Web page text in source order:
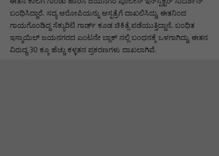
ಬಂಧಿಸಿದ್ದಾರೆ. ಸದ್ಯ ಆರೋಪಿಯನ್ನು ಆಸ್ಪತ್ರೆಗೆ ದಾಖಲಿಸಿದ್ದು, ಈತನಿಂದ
ಗಾಯಗೊಂಡಿದ್ದ ಸೆಕ್ಯುರಿಟಿ ಗಾರ್ಡ್ ಕೂಡ ಚಿಕಿತ್ಸೆ ಪಡೆಯುತ್ತಿದ್ದಾನೆ. ಬಂಧಿತ
ಇಸ್ಮಾಯಿಲ್ ಜಯನಗರದ ಎಂಟನೇ ಬ್ಲಾಕ್ ನಲ್ಲಿ ಬಂಧನಕ್ಕೆ ಒಳಗಾಗಿದ್ದು, ಈತನ
ವಿರುದ್ಧ 30 ಕ್ಕೂ ಹೆಚ್ಚು ಕಳ್ಳತನ ಪ್ರಕರಣಗಳು ದಾಖಲಾಗಿವೆ.